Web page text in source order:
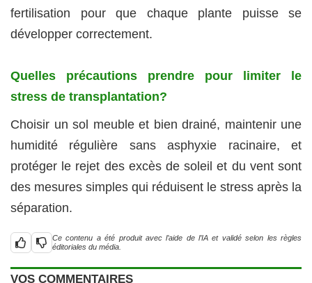
fertilisation pour que chaque plante puisse se
développer correctement.
Quelles précautions prendre pour limiter le
stress de transplantation?
Choisir un sol meuble et bien drainé, maintenir une
humidité régulière sans asphyxie racinaire, et
protéger le rejet des excès de soleil et du vent sont
des mesures simples qui réduisent le stress après la
séparation.
Ce contenu a été produit avec l’aide de l’IA et validé selon les règles
éditoriales du média.
VOS COMMENTAIRES